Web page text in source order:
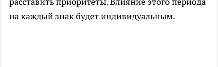
на каждый знак будет индивидуальным.